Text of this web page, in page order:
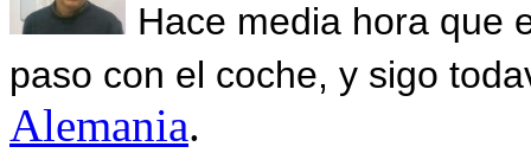
Hace media hora que
paso con el coche, y sigo
Alemania.